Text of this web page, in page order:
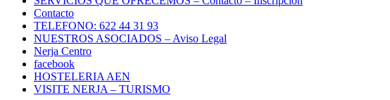
Contacto
TELEFONO: 622 44 31 93
NUESTROS ASOCIADOS – Aviso Legal
Nerja Centro
facebook
HOSTELERIA AEN
VISITE NERJA – TURISMO